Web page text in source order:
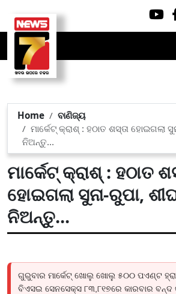
Home
ବାଣିଜ୍ୟ
ମାର୍କେଟ୍ କ୍ରାଶ୍ : ହଠାତ ଶସ୍ତା ହୋଇଗଲା
ନିଅନ୍ତୁ...
ମାର୍କେଟ୍ କ୍ରାଶ୍ : ହଠାତ
ହୋଇଗଲା ସୁନା-ରୁପା,
ନିଅନ୍ତୁ...
ଗୁରୁବାର ମାର୍କେଟ୍ ଖୋଲୁ ଖୋଲୁ ୫୦୦ ପଏଣ୍ଟ
ବିଏସଇ ସେନସେକ୍ସ ୮୩,୮୧୭ରେ କାରବାର ବନ୍ଦ